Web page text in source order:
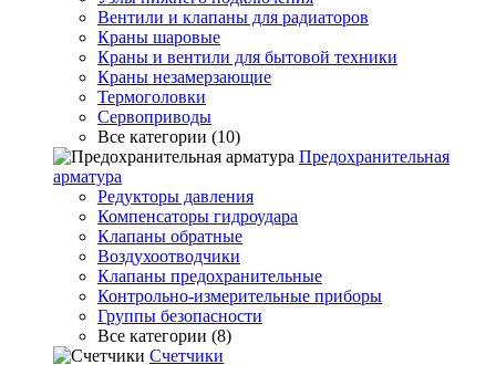
Вентили и клапаны для радиаторов
Краны шаровые
Краны и вентили для бытовой техники
Краны незамерзающие
Термоголовки
Сервоприводы
Все категории (10)
Предохранительная
арматура
Редукторы давления
Компенсаторы гидроудара
Клапаны обратные
Воздухоотводчики
Клапаны предохранительные
Контрольно-измерительные приборы
Группы безопасности
Все категории (8)
Счетчики